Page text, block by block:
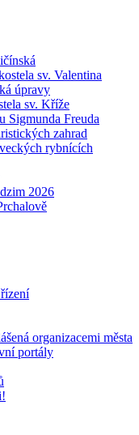
sv. Valentina
úpravy
sv. Kříže
Sigmunda Freuda
zahrad
rybnících
2026
organizacemi města
portály